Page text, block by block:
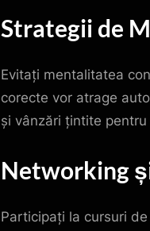
Strategii de
Evitați mentalitatea
corecte vor atrage
și vânzări țintite
Networking
Participați la cursuri